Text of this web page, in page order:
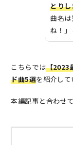
とり
曲名
ね！」
こちらでは【2023
ド曲5選を紹介して
本編記事と合わせ